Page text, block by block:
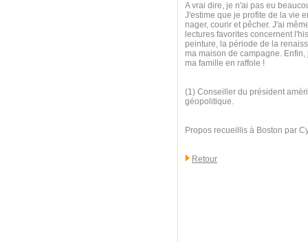
A vrai dire, je n'ai pas eu
J'estime que je profite de la vie
nager, courir et pêcher. J'ai
lectures favorites concernent
peinture, la période de la
ma maison de campagne.
ma famille en raffole !
(1) Conseiller du président
géopolitique.
Propos recueillis à Boston par
Retour